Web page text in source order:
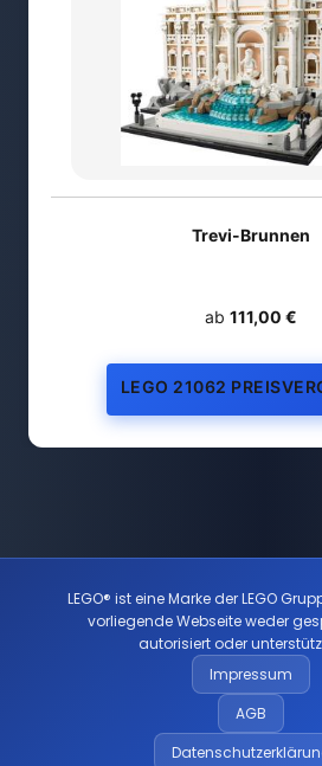
Trevi-Brunnen
ab 111,00 €
LEGO 21062
LEGO® ist eine Marke der LEGO
vorliegende Webseite weder
autorisiert oder
Impressum
AGB